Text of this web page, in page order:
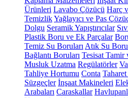
Ürünleri Lavabo Çözücü Harç
TemizlikYağlayıcı ve Pas
Dolgu Seramik Yapıştırıcılar
Plastik Boru ve Ek Parçalar
Temiz Su Boruları Atık Su
Bağlantı Boruları Tesisat Tamir
Musluk Uzatma Regülatörler
Tahliye Hortumu Conta
Süzgeçler İnşaat Makineleri
Arabaları Caraskallar